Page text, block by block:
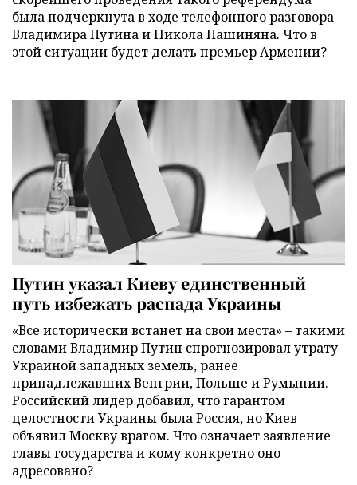
была подчеркнута в ходе телефонного разговора
Владимира Путина и Никола Пашиняна. Что в
этой ситуации будет делать премьер Армении?
Путин указал Киеву единственный
путь избежать распада Украины
«Все исторически встанет на свои места» – такими
словами Владимир Путин спрогнозировал утрату
Украиной западных земель, ранее
принадлежавших Венгрии, Польше и Румынии.
Российский лидер добавил, что гарантом
целостности Украины была Россия, но Киев
объявил Москву врагом. Что означает заявление
главы государства и кому конкретно оно
адресовано?